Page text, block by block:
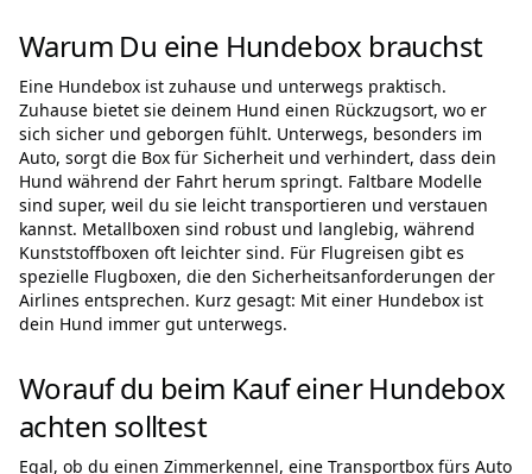
Warum Du eine Hundebox brauchst
Eine Hundebox ist zuhause und unterwegs praktisch.
Zuhause bietet sie deinem Hund einen Rückzugsort, wo er
sich sicher und geborgen fühlt. Unterwegs, besonders im
Auto, sorgt die Box für Sicherheit und verhindert, dass dein
Hund während der Fahrt herum springt. Faltbare Modelle
sind super, weil du sie leicht transportieren und verstauen
kannst. Metallboxen sind robust und langlebig, während
Kunststoffboxen oft leichter sind. Für Flugreisen gibt es
spezielle Flugboxen, die den Sicherheitsanforderungen der
Airlines entsprechen. Kurz gesagt: Mit einer Hundebox ist
dein Hund immer gut unterwegs.
Worauf du beim Kauf einer Hundebox
achten solltest
Egal, ob du einen Zimmerkennel, eine Transportbox fürs Auto